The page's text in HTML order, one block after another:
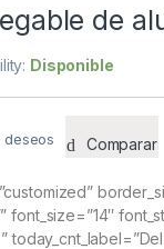
de
Disponible
deseos Comparar
font_size=”14″